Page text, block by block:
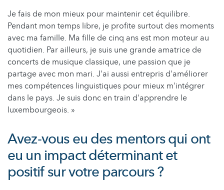
Je fais de mon mieux pour maintenir cet équilibre.
Pendant mon temps libre, je profite surtout des moments
avec ma famille. Ma fille de cinq ans est mon moteur au
quotidien. Par ailleurs, je suis une grande amatrice de
concerts de musique classique, une passion que je
partage avec mon mari. J'ai aussi entrepris d'améliorer
mes compétences linguistiques pour mieux m'intégrer
dans le pays. Je suis donc en train d'apprendre le
luxembourgeois. »
Avez-vous eu des mentors qui ont
eu un impact déterminant et
positif sur votre parcours ?